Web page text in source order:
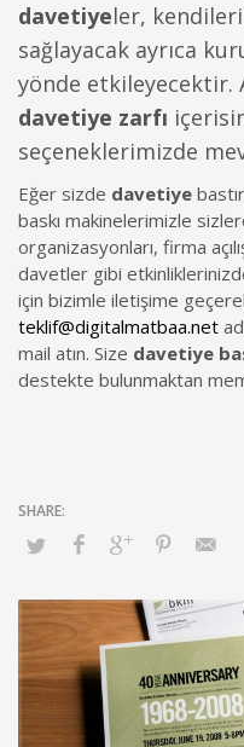
davetiyeler,
sağlayacak ayrıca
yönde etkileyecektir.
davetiye zarfı
seçeneklerimizde
Eğer sizde davetiye
baskı makinelerimizle
organizasyonları, firma
davetler gibi
için bizimle iletişime
teklif@digitalmatbaa.net
mail atın. Size davetiye
destekte bulunmaktan